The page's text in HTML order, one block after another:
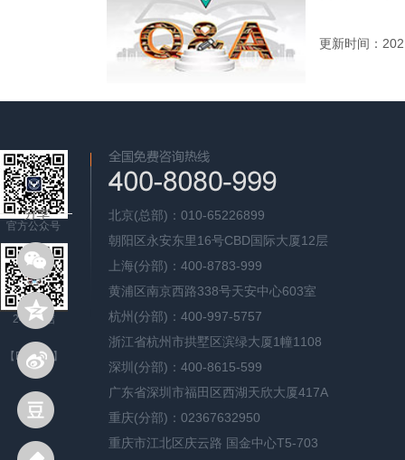
更新时间：
官方公众号
24H微信
【English】
北京(总部)：010-65226899
朝阳区永安东里16号CBD国际大厦12层
上海(分部)：400-8783-999
黄浦区南京西路338号天安中心603室
杭州(分部)：400-997-5757
浙江省杭州市拱墅区滨绿大厦1幢1108
深圳(分部)：400-8615-599
广东省深圳市福田区西湖天欣大厦417A
重庆(分部)：02367632950
重庆市江北区庆云路 国金中心T5-703